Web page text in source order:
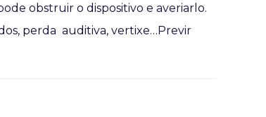
obstruir o dispositivo e averiarlo.
perda auditiva, vertixe…Previr